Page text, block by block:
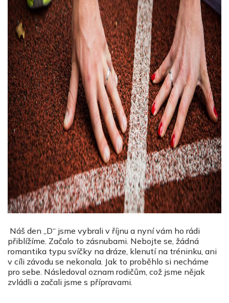
Náš den „D“ jsme vybrali v říjnu a nyní vám ho rádi
přiblížíme. Začalo to zásnubami. Nebojte se, žádná
romantika typu svíčky na dráze, klenutí na tréninku, ani
v cíli závodu se nekonala. Jak to proběhlo si necháme
pro sebe. Následoval oznam rodičům, což jsme nějak
zvládli a začali jsme s přípravami.